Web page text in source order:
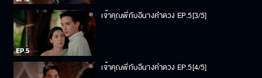
เจ้าคุณพี่กับอีนางคำดวง EP.5[3/5]
เจ้าคุณพี่กับอีนางคำดวง EP.5[4/5]